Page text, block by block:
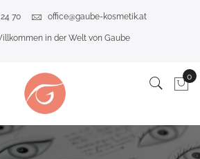
70 office@gaube-kosmetik.at
in der Welt von Gaube